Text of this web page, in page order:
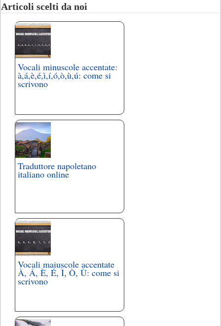
Articoli scelti da noi
Vocali minuscole accentate:
à,á,è,é,ì,í,ó,ò,ù,ú: come si
scrivono
Traduttore napoletano
italiano online
Vocali maiuscole accentate
À, Á, È, É, Ì, Ò, Ù: come si
scrivono